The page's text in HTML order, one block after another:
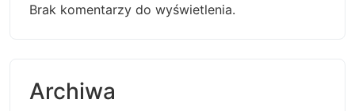
Brak komentarzy do wyświetlenia.
Archiwa